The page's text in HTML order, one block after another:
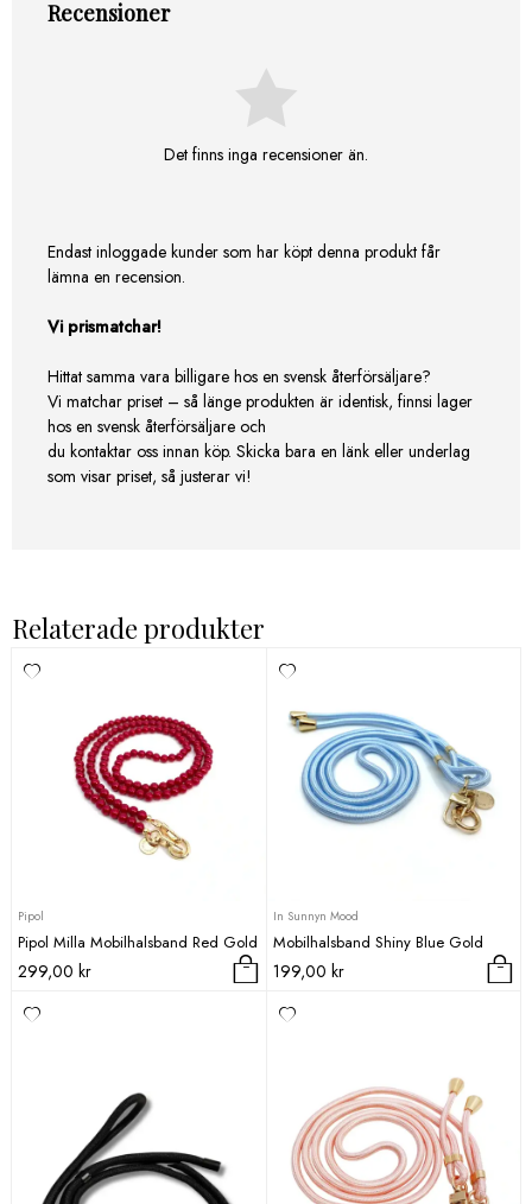
Recensioner
Det finns inga recensioner än.
Endast inloggade kunder som har köpt denna produkt får
lämna en recension.
Vi prismatchar!
Hittat samma vara billigare hos en svensk återförsäljare?
Vi matchar priset – så länge produkten är identisk, finnsi lager
hos en svensk återförsäljare och
du kontaktar oss innan köp. Skicka bara en länk eller underlag
som visar priset, så justerar vi!
Relaterade produkter
Pipol
Pipol Milla Mobilhalsband Red Gold
299,00 kr
In Sunnyn Mood
Mobilhalsband Shiny Blue Gold
199,00 kr